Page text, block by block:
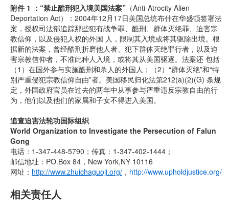
附件 1 ：“禁止酷刑犯入境美国法案” （Anti-Atrocity Alien
Deportation Act）：2004年12月17日美国总统布什在华盛顿签署法
案，授权司法部追踪那些犯有战争罪、酷刑、群体灭绝罪、迫害宗
教信仰，以及侵犯人权的外国 人，限制其入境或将其驱除出境。根
据新的法案，曾经酷刑折磨他人者、犯下群体灭绝罪行者，以及迫
害宗教信仰者，不准此种人入境，或将其从美国驱逐。法案还 包括
（1）在国外参与实施酷刑和杀人的外国人；（2）“群体灭绝”和“特
别严重侵犯宗教信仰自由”者。美国移民归化法第212(a)(2)(G) 条规
定，外国政府官员在过去的两年中从事参与严重违反宗教自由的行
为，他们以及他们的家属和子女不得进入美国。
追查迫害法轮功国际组织
World Organization to Investigate the Persecution of Falun
Gong
电话：1-347-448-5790；传真：1-347-402-1444；
邮信地址：PO.Box 84，New York,NY 10116
网址： http://www.zhuichaguoji.org/ ， http://www.upholdjustice.org/
相关责任人